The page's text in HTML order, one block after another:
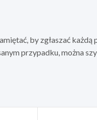
by zgłaszać każdą
przypadku, można